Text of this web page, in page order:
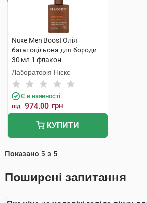
Nuxe Men Boost Олія
багатоцільова для бороди
30 мл 1 флакон
Лабораторія Нюкс
Є в наявності
від 974.00 грн
КУПИТИ
Показано 5 з 5
Поширені запитання